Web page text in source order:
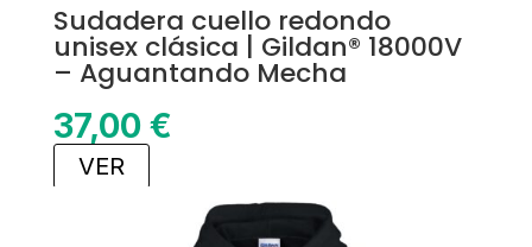
Sudadera cuello redondo
unisex clásica | Gildan® 18000V
– Aguantando Mecha
37,00 €
VER